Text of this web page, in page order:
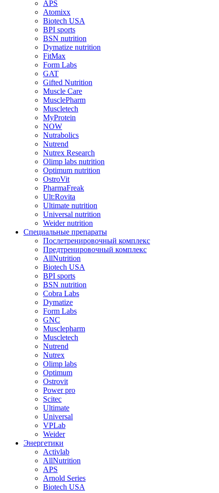
APS
Atomixx
Biotech USA
BPI sports
BSN nutrition
Dymatize nutrition
FitMax
Form Labs
GAT
Gifted Nutrition
Muscle Care
MusclePharm
Muscletech
MyProtein
NOW
Nutrabolics
Nutrend
Nutrex Research
Olimp labs nutrition
Optimum nutrition
OstroVit
PharmaFreak
Ult:Rovita
Ultimate nutrition
Universal nutrition
Weider nutrition
Специальные препараты
Послетренировочный комплекс
Предтренировочный комплекс
AllNutrition
Biotech USA
BPI sports
BSN nutrition
Cobra Labs
Dymatize
Form Labs
GNC
Musclepharm
Muscletech
Nutrend
Nutrex
Olimp labs
Optimum
Ostrovit
Power pro
Scitec
Ultimate
Universal
VPLab
Weider
Энергетики
Activlab
AllNutrition
APS
Arnold Series
Biotech USA